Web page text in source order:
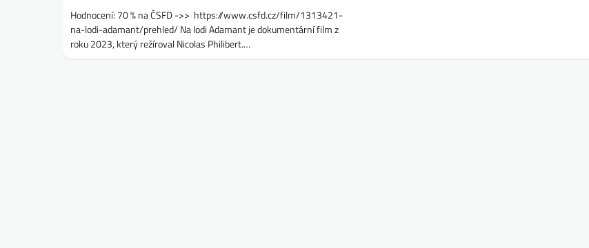
Hodnocení: 70 % na ČSFD ->> https://www.csfd.cz/film/1313421-
na-lodi-adamant/prehled/ Na lodi Adamant je dokumentární film z
roku 2023, který režíroval Nicolas Philibert.…